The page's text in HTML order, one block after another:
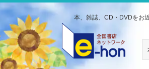
本、雑誌、CD・DVDをお